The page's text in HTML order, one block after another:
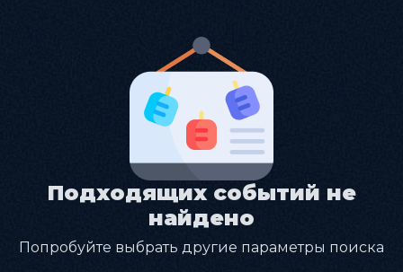
Подходящих событий не
найдено
Попробуйте выбрать другие параметры поиска